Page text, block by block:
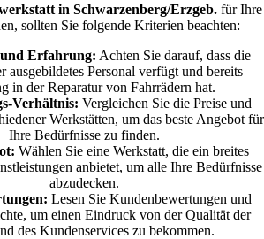
in Schwarzenberg/Erzgeb. für Ihre
sollten Sie folgende Kriterien beachten:
Erfahrung: Achten Sie darauf, dass die
ausgebildetes Personal verfügt und bereits
in der Reparatur von Fahrrädern hat.
Verhältnis: Vergleichen Sie die Preise und
Werkstätten, um das beste Angebot für
Ihre Bedürfnisse zu finden.
Wählen Sie eine Werkstatt, die ein breites
anbietet, um alle Ihre Bedürfnisse
abzudecken.
Lesen Sie Kundenbewertungen und
um einen Eindruck von der Qualität der
des Kundenservices zu bekommen.